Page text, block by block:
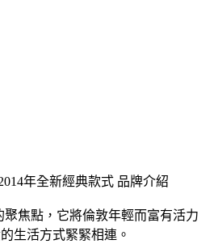
年全新經典款式 品牌介紹
聚焦點，它將倫敦年輕而富有活力
生活方式緊緊相連。